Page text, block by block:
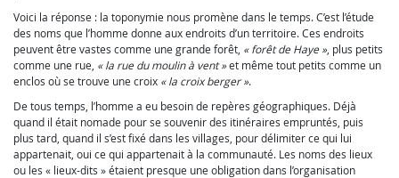
Voici la réponse : la toponymie nous promène dans le temps. C’est l’étude
des noms que l’homme donne aux endroits d’un territoire. Ces endroits
peuvent être vastes comme une grande forêt, « forêt de Haye », plus petits
comme une rue, « la rue du moulin à vent »et même tout petits comme un
enclos où se trouve une croix « la croix berger ».
De tous temps, l’homme a eu besoin de repères géographiques. Déjà
quand il était nomade pour se souvenir des itinéraires empruntés, puis
plus tard, quand il s’est fixé dans les villages, pour délimiter ce qui lui
appartenait, oui ce qui appartenait à la communauté. Les noms des lieux
ou les « lieux-dits » étaient presque une obligation dans l’organisation